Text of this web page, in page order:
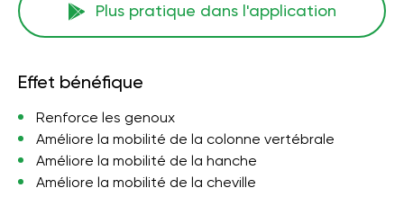
Plus pratique dans l'application
Effet bénéfique
Renforce les genoux
Améliore la mobilité de la colonne vertébrale
Améliore la mobilité de la hanche
Améliore la mobilité de la cheville